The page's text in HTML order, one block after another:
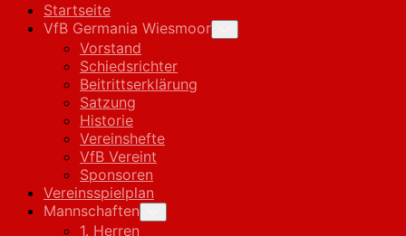
Startseite
VfB Germania Wiesmoor
Child
Vorstand
Schiedsrichter
Beitrittserklärung
Satzung
Historie
Vereinshefte
VfB Vereint
Sponsoren
Vereinsspielplan
Mannschaften
Child
1. Herren